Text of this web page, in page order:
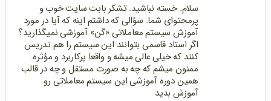
سلام. خسته نباشید. تشکر بابت سایت خوب و
پرمحتوای شما. سؤالی که داشتم اینه که آیا در مورد
آموزش سیستم معاملاتی «گن» آموزشی نمیگذارید؟
اگر استاد قاسمی بتوانند این سیستم را هم تدریس
کنند که خیلی عالی میشه و واقعا پرکاربرد و مؤثره.
ممنون میشم که چه به صورت مستقل و چه در قالب
همین دوره آموزشی این سیستم معاملاتی رو
آموزش بدید